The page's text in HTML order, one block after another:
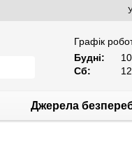
Графік
Будні:
Сб:
Джерела